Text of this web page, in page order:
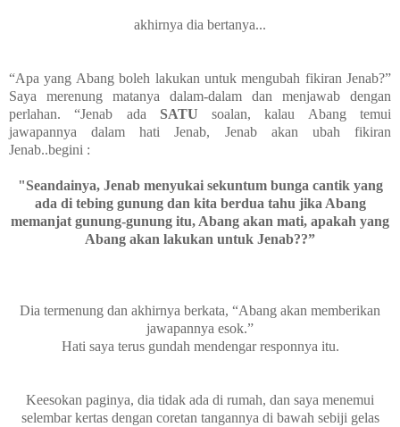
akhirnya dia bertanya...
“Apa yang Abang boleh lakukan untuk mengubah fikiran Jenab?”
Saya merenung matanya dalam-dalam dan menjawab dengan
perlahan. “Jenab ada SATU soalan, kalau Abang temui
jawapannya dalam hati Jenab, Jenab akan ubah fikiran
Jenab..begini :
"Seandainya, Jenab menyukai sekuntum bunga cantik yang
ada di tebing gunung dan kita berdua tahu jika Abang
memanjat gunung-gunung itu, Abang akan mati, apakah yang
Abang akan lakukan untuk Jenab??”
Dia termenung dan akhirnya berkata, “Abang akan memberikan
jawapannya esok.”
Hati saya terus gundah mendengar responnya itu.
Keesokan paginya, dia tidak ada di rumah, dan saya menemui
selembar kertas dengan coretan tangannya di bawah sebiji gelas